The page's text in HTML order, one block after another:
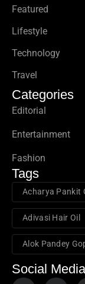
Featured
Lifestyle
Technology
Travel
Categories
Editorial
Entertainment
Fashion
Tags
Acharya Pankit
Adivasi Hair Oil
Alok Pandey
Social Media